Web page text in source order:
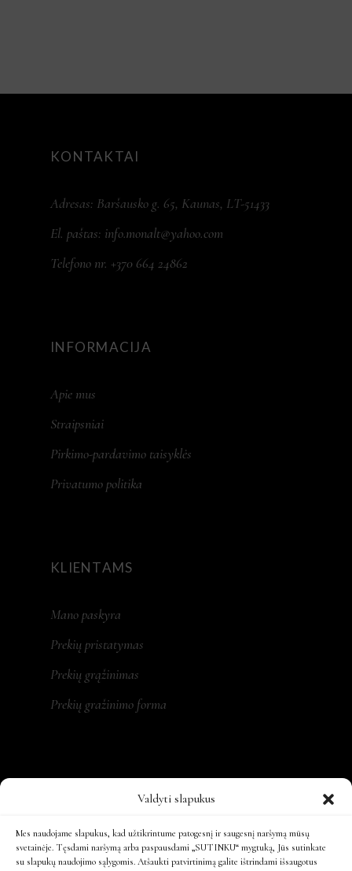
Valdyti slapukus
Mes naudojame slapukus, kad užtikrintume patogesnį ir saugesnį naršymą mūsų
svetainėje. Tęsdami naršymą arba paspausdami „SUTINKU“ mygtuką, Jūs sutinkate
su slapukų naudojimo sąlygomis. Atšaukti patvirtinimą galite ištrindami išsaugotus
KONTAKTAI
Adresas: Baršausko g. 65, Kaunas, LT-51433
El. paštas: info.monalt@yahoo.com
Telefono nr. +370 664 24862
INFORMACIJA
Apie mus
Straipsniai
Pirkimo-pardavimo taisyklės
Privatumo politika
KLIENTAMS
Mano paskyra
Prekių pristatymas
Prekių grąžinimas
Prekių gražinimo forma
MONA LT, MB
Įm. kodas: 305479931